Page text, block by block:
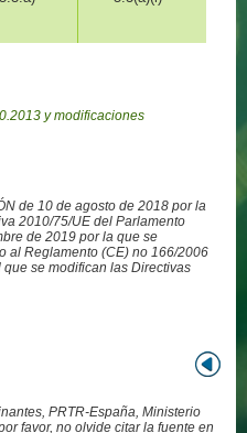
y modificaciones
de 10 de agosto de 2018 por la
2010/75/UE del Parlamento
de 2019 por la que se
al Reglamento (CE) no 166/2006
se modifican las Directivas
PRTR-España, Ministerio
favor, no olvide citar la fuente en